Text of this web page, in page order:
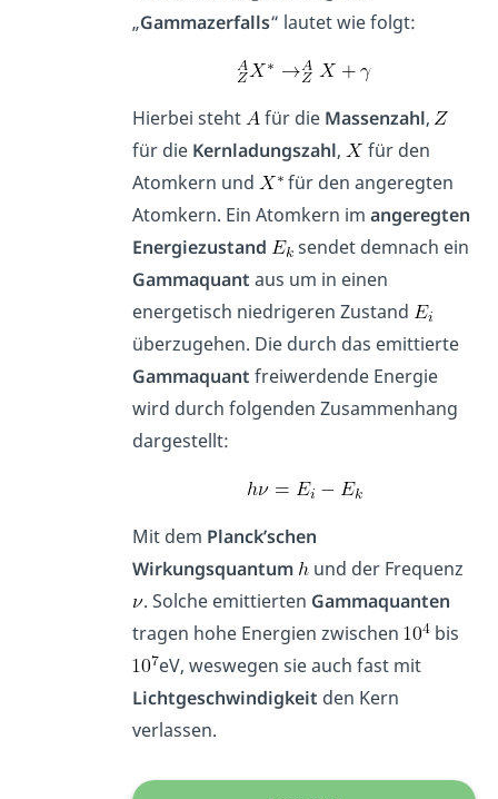
„Gammazerfalls“ lautet wie folgt:
Hierbei steht für die Massenzahl,
für die Kernladungszahl,
für den
Atomkern und
für den angeregten
Atomkern. Ein Atomkern imangeregten
Energiezustand
sendet demnach ein
Gammaquant aus um in einen
energetisch niedrigeren Zustand
überzugehen. Die durch das emittierte
Gammaquant freiwerdende Energie
wird durch folgenden Zusammenhang
dargestellt:
Mit dem Planck’schen
Wirkungsquantum
und der Frequenz
. Solche emittierten Gammaquanten
tragen hohe Energien zwischen
bis
eV, weswegen sie auch fast mit
Lichtgeschwindigkeit den Kern
verlassen.